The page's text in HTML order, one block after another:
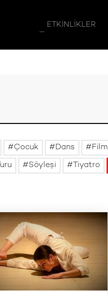
ETKINLIKLER
Çocuk Dans Film
Söyleşi Tiyatro